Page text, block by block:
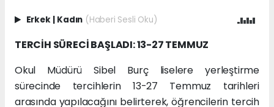
Erkek | Kadın (Haberi Sesli Oku)
TERCİH SÜRECİ BAŞLADI: 13-27 TEMMUZ
Okul Müdürü Sibel Burç liselere yerleştirme
sürecinde tercihlerin 13-27 Temmuz tarihleri
arasında yapılacağını belirterek, öğrencilerin tercih